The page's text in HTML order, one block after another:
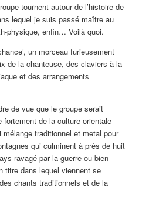
tournent autour de l’histoire de
lequel je suis passé maître au
physique, enfin… Voilà quoi.
un morceau furieusement
de la chanteuse, des claviers à la
et des arrangements
de vue que le groupe serait
fortement de la culture orientale
mélange traditionnel et metal pour
qui culminent à près de huit
ravagé par la guerre ou bien
titre dans lequel viennent se
chants traditionnels et de la